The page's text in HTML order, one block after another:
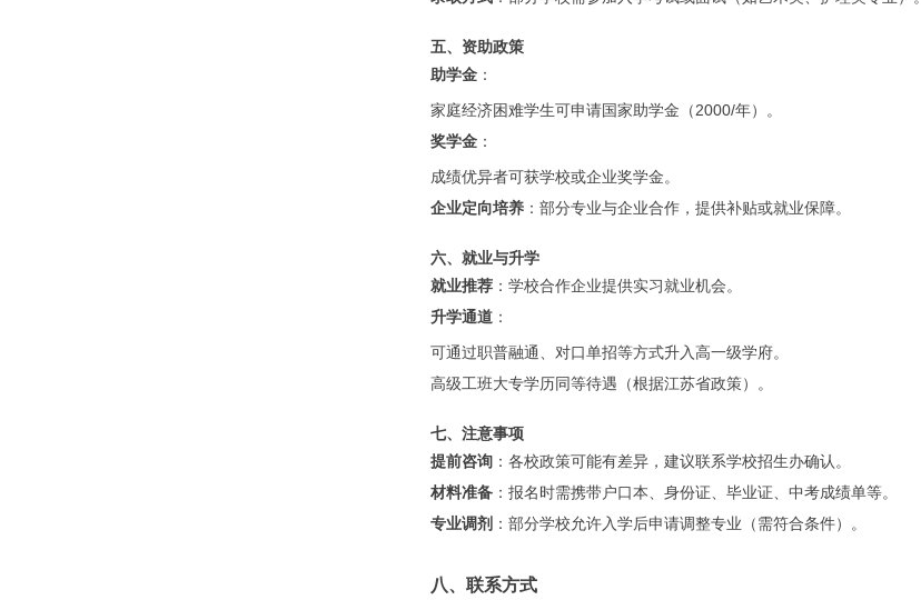
五、资助政策
助学金 ：
家庭经济困难学生可申请国家助学金（2000/年）。
奖学金 ：
成绩优异者可获学校或企业奖学金。
企业定向培养 ：部分专业与企业合作，提供补贴或就业保障。
六、就业与升学
就业推荐 ：学校合作企业提供实习就业机会。
升学通道 ：
可通过职普融通、对口单招等方式升入高一级学府。
高级工班大专学历同等待遇（根据江苏省政策）。
七、注意事项
提前咨询 ：各校政策可能有差异，建议联系学校招生办确认。
材料准备 ：报名时需携带户口本、身份证、毕业证、中考成绩单等。
专业调剂 ：部分学校允许入学后申请调整专业（需符合条件）。
八、联系方式